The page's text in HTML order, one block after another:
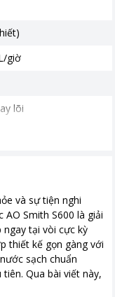
giờ
lõi
W Áp suất nước
18.5 cm - Cao 43
và sự tiện nghi
Smith S600 là giải
tại vòi cực kỳ
thiết kế gọn gàng với
sạch chuẩn
Qua bài viết này,